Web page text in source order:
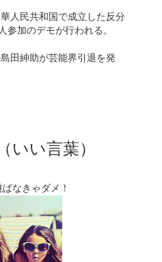
人民共和国で成立した反分
参加のデモが行われる。
田紳助が芸能界引退を発
いい言葉）
なきゃダメ！